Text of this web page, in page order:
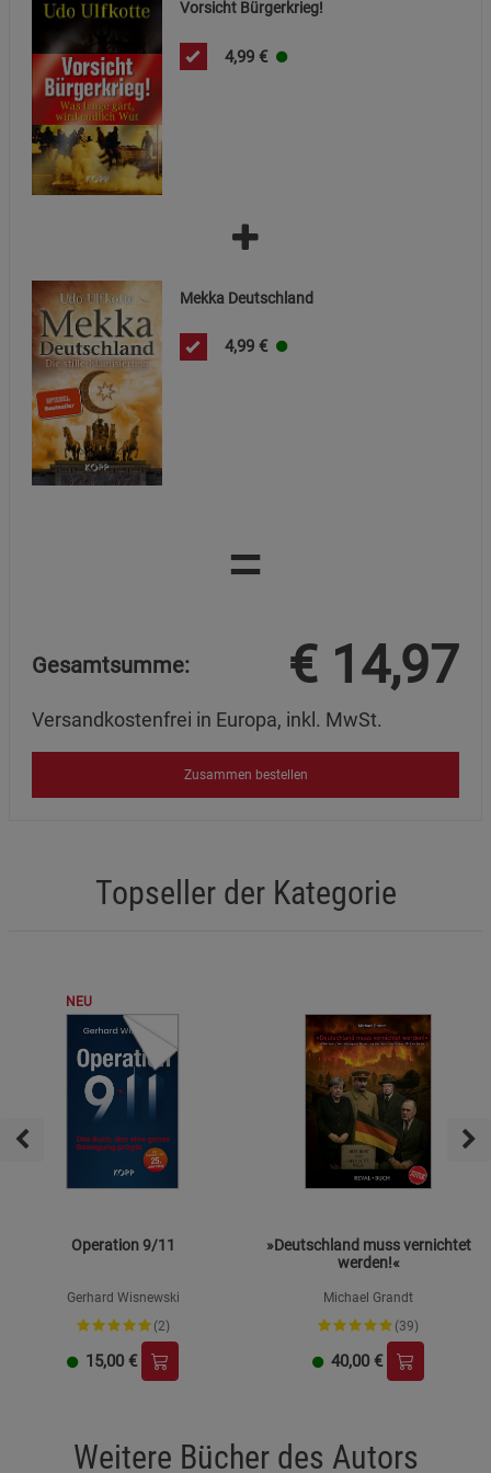
Vorsicht Bürgerkrieg!
4,99 €
Mekka Deutschland
4,99 €
=
Gesamtsumme: € 14,97
Versandkostenfrei in Europa, inkl. MwSt.
Zusammen bestellen
Topseller der Kategorie
NEU
Operation 9/11
Gerhard Wisnewski
(2)
15,00 €
»Deutschland muss vernichtet
werden!«
Michael Grandt
(39)
40,00 €
Weitere Bücher des Autors